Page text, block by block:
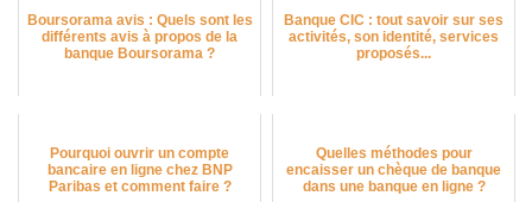
Boursorama avis : Quels sont les
différents avis à propos de la
banque Boursorama ?
Banque CIC : tout savoir sur ses
activités, son identité, services
proposés...
Pourquoi ouvrir un compte
bancaire en ligne chez BNP
Paribas et comment faire ?
Quelles méthodes pour
encaisser un chèque de banque
dans une banque en ligne ?